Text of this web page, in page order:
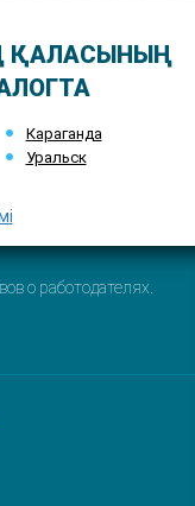
ҚАЛАСЫНЫҢ
Караганда
Уральск
о работодателях.